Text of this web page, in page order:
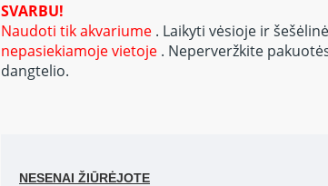
SVARBU!
Naudoti tik akvariume . Laikyti vėsioje ir
nepasiekiamoje vietoje . Neperveržkite
dangtelio.
NESENAI ŽIŪRĖJOTE